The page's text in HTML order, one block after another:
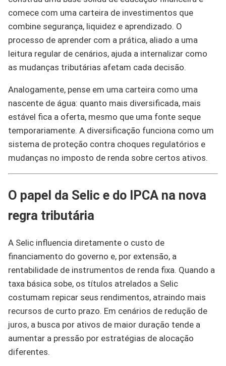
comece com uma carteira de investimentos que
combine segurança, liquidez e aprendizado. O
processo de aprender com a prática, aliado a uma
leitura regular de cenários, ajuda a internalizar como
as mudanças tributárias afetam cada decisão.
Analogamente, pense em uma carteira como uma
nascente de água: quanto mais diversificada, mais
estável fica a oferta, mesmo que uma fonte seque
temporariamente. A diversificação funciona como um
sistema de proteção contra choques regulatórios e
mudanças no imposto de renda sobre certos ativos.
O papel da Selic e do IPCA na nova
regra tributária
A Selic influencia diretamente o custo de
financiamento do governo e, por extensão, a
rentabilidade de instrumentos de renda fixa. Quando a
taxa básica sobe, os títulos atrelados a Selic
costumam repicar seus rendimentos, atraindo mais
recursos de curto prazo. Em cenários de redução de
juros, a busca por ativos de maior duração tende a
aumentar a pressão por estratégias de alocação
diferentes.